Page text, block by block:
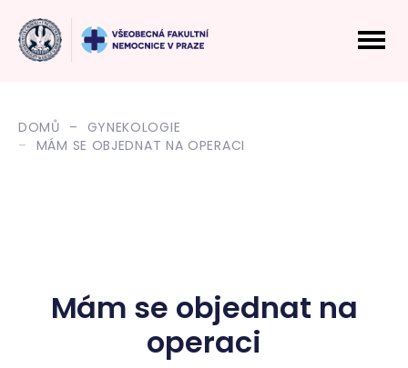
DOMŮ
GYNEKOLOGIE
MÁM SE OBJEDNAT NA OPERACI
Mám se objednat na
operaci